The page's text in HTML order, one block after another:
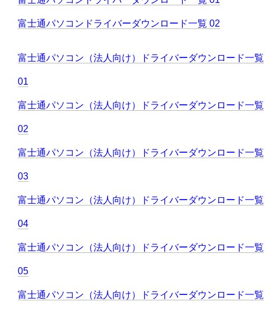
富士通パソコンドライバーダウンロード一覧 02
富士通パソコン（法人向け）ドライバーダウンロード一覧
01
富士通パソコン（法人向け）ドライバーダウンロード一覧
02
富士通パソコン（法人向け）ドライバーダウンロード一覧
03
富士通パソコン（法人向け）ドライバーダウンロード一覧
04
富士通パソコン（法人向け）ドライバーダウンロード一覧
05
富士通パソコン（法人向け）ドライバーダウンロード一覧